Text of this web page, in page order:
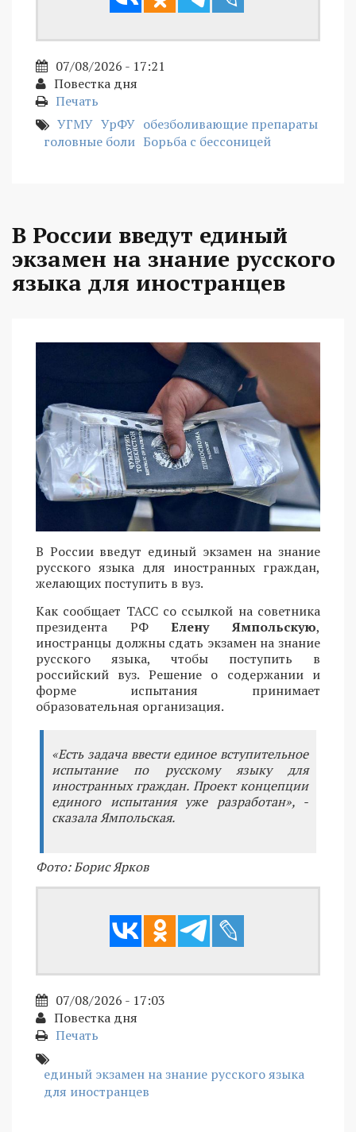
07/08/2026 - 17:21
Повестка дня
Печать
УГМУ УрФУ обезболивающие препараты
головные боли Борьба с бессоницей
В России введут единый
экзамен на знание русского
языка для иностранцев
В России введут единый экзамен на знание
русского языка для иностранных граждан,
желающих поступить в вуз.
Как сообщает ТАСС со ссылкой на советника
президента РФЕлену Ямпольскую,
иностранцы должны сдать экзамен на знание
русского языка, чтобы поступить в
российский вуз. Решение о содержании и
форме испытания принимает
образовательная организация.
«Есть задача ввести единое вступительное
испытание по русскому языку для
иностранных граждан. Проект концепции
единого испытания уже разработан», -
сказала Ямпольская.
Фото: Борис Ярков
07/08/2026 - 17:03
Повестка дня
Печать
единый экзамен на знание русского языка
для иностранцев